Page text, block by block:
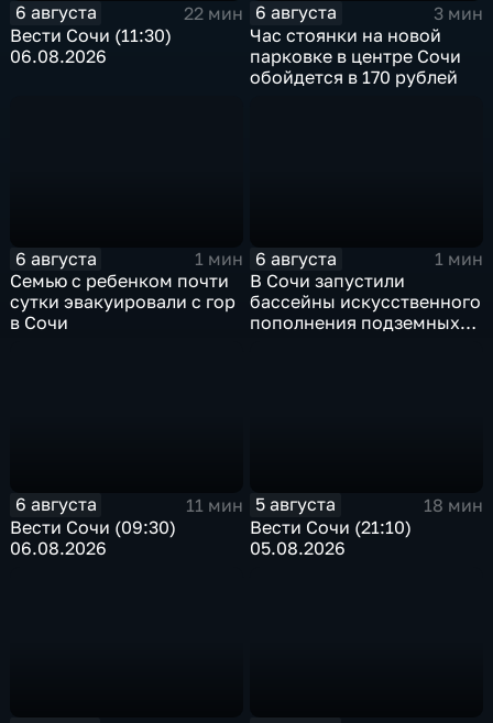
6 августа
22 мин
Вести Сочи (11:30)
06.08.2026
6 августа
3 мин
Час стоянки на новой
парковке в центре Сочи
обойдется в 170 рублей
6 августа
1 мин
Семью с ребенком почти
сутки эвакуировали с гор
в Сочи
6 августа
1 мин
В Сочи запустили
бассейны искусственного
пополнения подземных
6 августа
11 мин
Вести Сочи (09:30)
06.08.2026
5 августа
18 мин
Вести Сочи (21:10)
05.08.2026